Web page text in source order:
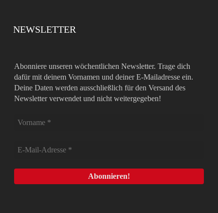
NEWSLETTER
Abonniere unseren wöchentlichen Newsletter. Trage dich
dafür mit deinem Vornamen und deiner E-Mailadresse ein.
Deine Daten werden ausschließlich für den Versand des
Newsletter verwendet und nicht weitergegeben!